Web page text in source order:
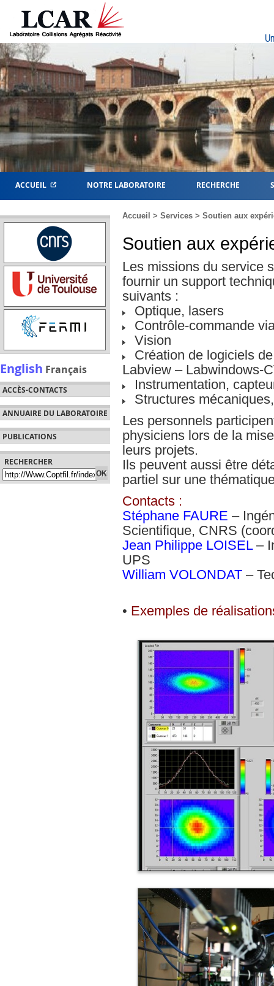
ACCUEIL NOTRE LABORATOIRE RECHERCHE
English Français
ACCÈS-CONTACTS
ANNUAIRE DU LABORATOIRE
PUBLICATIONS
RECHERCHER
Accueil > Services > Soutien aux
Soutien aux
Les missions du service
fournir un support
suivants :
Optique, lasers
Contrôle-commande
Vision
Création de logiciels
Labview – Labwindows-
Instrumentation,
Structures
Les personnels
physiciens lors de la
leurs projets.
Ils peuvent aussi être
partiel sur une
Contacts :
Stéphane FAURE –
Scientifique, CNRS
Jean Philippe LOISEL–
UPS
William VOLONDAT –
• Exemples de